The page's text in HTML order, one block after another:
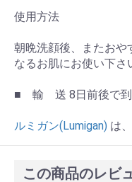
お買い物を
使用方法
朝晩洗顔後、またおや
なるお肌にお使い下さ
■ 輸 送 8日前後で到
ルミガン(Lumigan) は
この商品のレビ